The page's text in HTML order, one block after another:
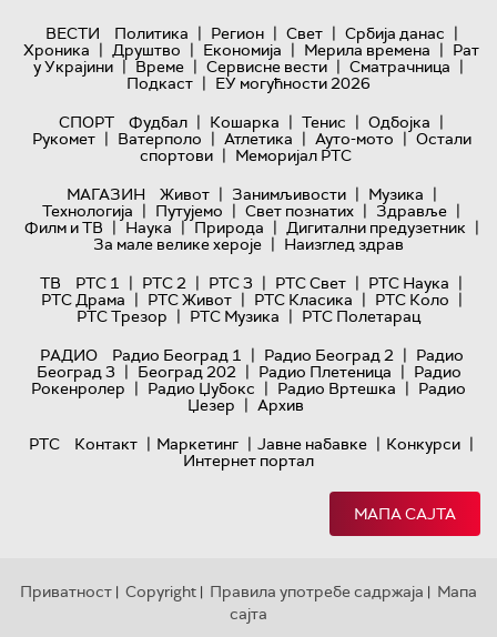
ВЕСТИ Политика | Регион | Свет | Србија данас |
Хроника | Друштво | Економија | Мерила времена | Рат
у Украјини | Време | Сервисне вести | Сматрачница |
Подкаст | ЕУ могућности 2026
СПОРТ
Фудбал | Кошарка | Тенис | Одбојка |
Рукомет | Ватерполо | Атлетика | Ауто-мото | Остали
спортови | Меморијал РТС
МАГАЗИН
Живот | Занимљивости | Музика |
Технологијa | Путујемо | Свет познатих | Здравље |
Филм и ТВ | Наука | Природа | Дигитални предузетник |
За мале велике хероје | Наизглед здрав
ТВ
РТС 1 | РТС 2 | РТС 3 | РТС Свет | РТС Наука |
РТС Драма | РТС Живот | РТС Класика | РТС Коло |
РТС Трезор | РТС Музика | РТС Полетарац
РАДИО
Радио Београд 1 | Радио Београд 2 | Радио
Београд 3 | Београд 202 | Радио Плетеница | Радио
Рокенролер | Радио Џубокс | Радио Вртешка | Радио
Џезер | Архив
РТС
Контакт | Маркетинг | Јавне набавке | Конкурси |
Интернет портал
МАПА САЈТА
Приватност | Copyright | Правила употребе садржаја | Мапа
сајта